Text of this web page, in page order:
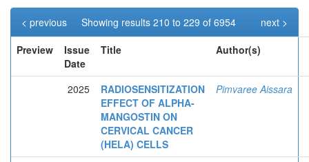
Showing results 210 to 229 of 6954
< previous
next >
Preview
Issue
Date
Title Author(s)
2025
RADIOSENSITIZATION
EFFECT OF ALPHA-
MANGOSTIN ON
CERVICAL CANCER
(HELA) CELLS
Pimvaree Aissara